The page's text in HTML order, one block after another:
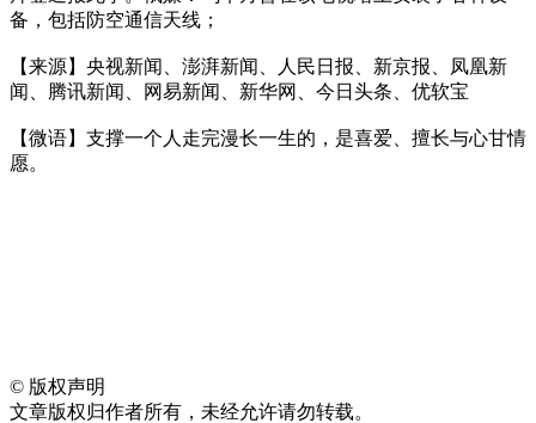
备，包括防空通信天线；
【来源】央视新闻、澎湃新闻、人民日报、新京报、凤凰新
闻、腾讯新闻、网易新闻、新华网、今日头条、优软宝
【微语】支撑一个人走完漫长一生的，是喜爱、擅长与心甘情
愿。
© 版权声明
文章版权归作者所有，未经允许请勿转载。